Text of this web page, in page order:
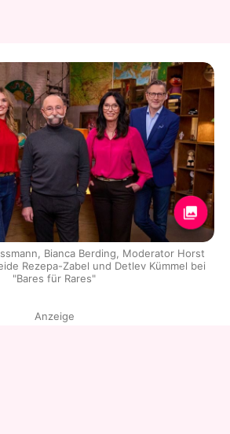
Bianca Berding, Moderator Horst
Rezepa-Zabel und Detlev Kümmel bei
"Bares für Rares"
Anzeige